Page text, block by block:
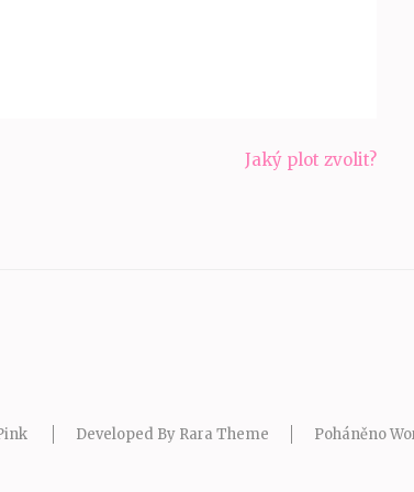
Jaký plot zvolit?
Developed By Rara Theme Poháněno